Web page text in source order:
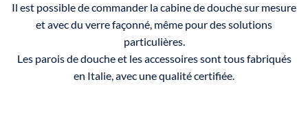
Il est possible de commander la cabine de douche sur mesure
et avec du verre façonné, même pour des solutions
particulières.
Les parois de douche et les accessoires sont tous fabriqués
en Italie, avec une qualité certifiée.